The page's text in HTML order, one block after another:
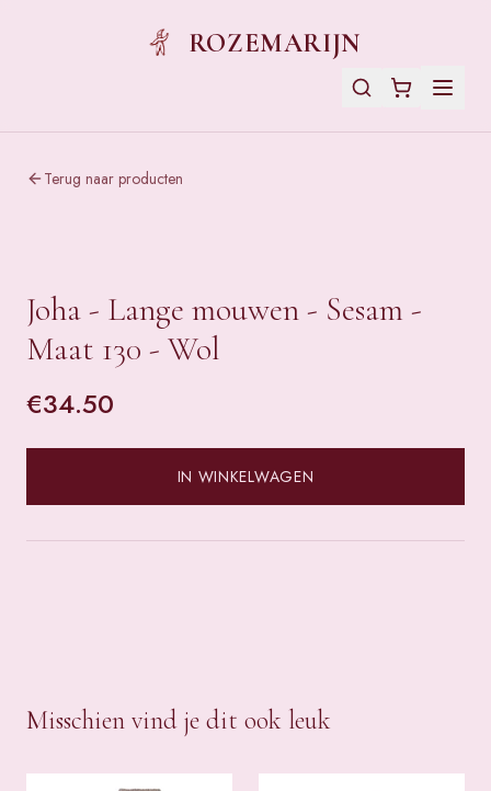
ROZEMARIJN
Terug naar producten
Joha - Lange mouwen - Sesam -
Maat 130 - Wol
€34.50
IN WINKELWAGEN
Misschien vind je dit ook leuk